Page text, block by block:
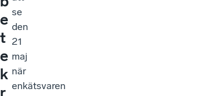
e
t
e
k
se
den
21
maj
när
enkätsvaren